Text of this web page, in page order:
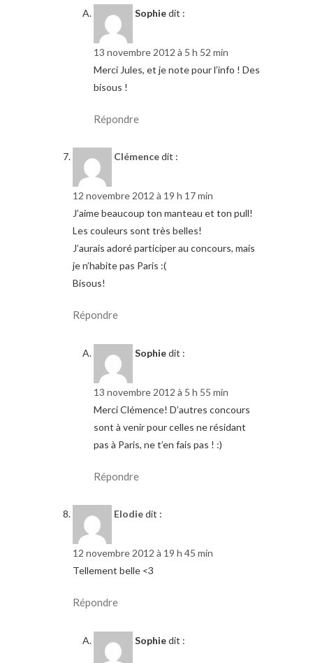
Sophiedit :
13 novembre 2012 à 5 h 52 min
Merci Jules, et je note pour l’info ! Des
bisous !
Répondre
Clémencedit :
12 novembre 2012 à 19 h 17 min
J’aime beaucoup ton manteau et ton pull!
Les couleurs sont très belles!
J’aurais adoré participer au concours, mais
je n’habite pas Paris :(
Bisous!
Répondre
Sophiedit :
13 novembre 2012 à 5 h 55 min
Merci Clémence! D’autres concours
sont à venir pour celles ne résidant
pas à Paris, ne t’en fais pas ! :)
Répondre
Elodiedit :
12 novembre 2012 à 19 h 45 min
Tellement belle <3
Répondre
Sophiedit :